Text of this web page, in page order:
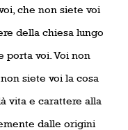
che non siete voi
della chiesa lungo
porta voi. Voi non
siete voi la cosa
vita e carattere alla
dalle origini